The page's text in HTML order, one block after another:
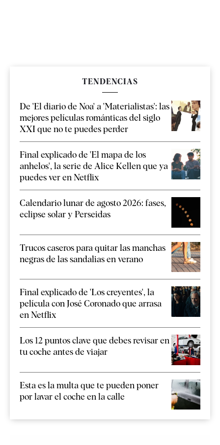
TENDENCIAS
De 'El diario de Noa' a 'Materialistas': las
mejores películas románticas del siglo
XXI que no te puedes perder
Final explicado de 'El mapa de los
anhelos', la serie de Alice Kellen que ya
puedes ver en Netflix
Calendario lunar de agosto 2026: fases,
eclipse solar y Perseidas
Trucos caseros para quitar las manchas
negras de las sandalias en verano
Final explicado de 'Los creyentes', la
película con José Coronado que arrasa
en Netflix
Los 12 puntos clave que debes revisar en
tu coche antes de viajar
Esta es la multa que te pueden poner
por lavar el coche en la calle